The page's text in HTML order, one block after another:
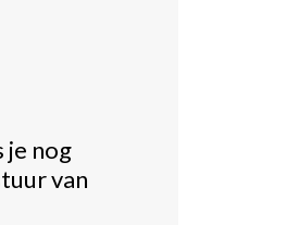
je nog
van